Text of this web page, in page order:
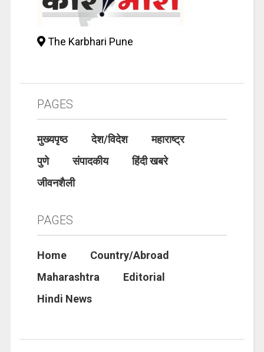
The Karbhari Pune
PAGES
मुख्यपृष्ठ देश/विदेश
महाराष्ट्र
पुणे
संपादकीय
हिंदी खबरे
जीवनशैली
PAGES
Home
Country/Abroad
Maharashtra
Editorial
Hindi News